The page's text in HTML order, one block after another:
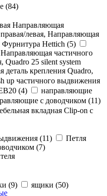
(84)
Направляющая
левая, Направляющая
Фурнитура Hettich (5)
частичного
25 silent system
крепления Quadro,
up частичного выдвижения
(4)
направляющие
с доводчиком (11)
вкладная Clip-on с
(11)
Петля
(7)
(9) ящики (50)